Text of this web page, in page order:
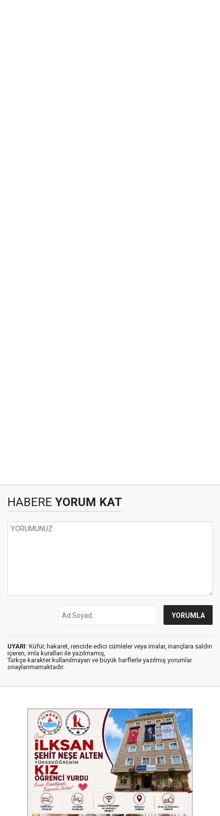
HABERE YORUM KAT
UYARI: Küfür, hakaret, rencide edici cümleler veya imalar, inançlara saldırı
içeren, imla kuralları ile yazılmamış,
Türkçe karakter kullanılmayan ve büyük harflerle yazılmış yorumlar
onaylanmamaktadır.